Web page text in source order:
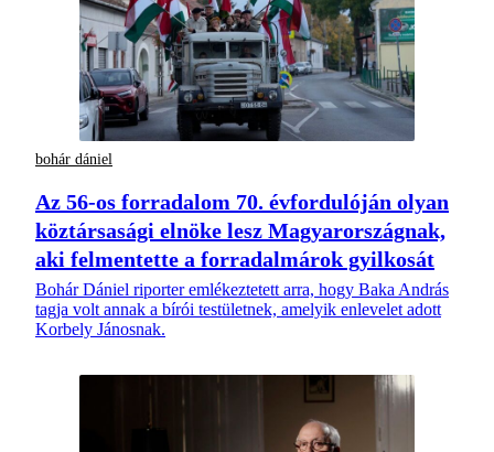
bohár dániel
Az 56-os forradalom 70. évfordulóján olyan
köztársasági elnöke lesz Magyarországnak,
aki felmentette a forradalmárok gyilkosát
Bohár Dániel riporter emlékeztetett arra, hogy Baka András
tagja volt annak a bírói testületnek, amelyik enlevelet adott
Korbely Jánosnak.